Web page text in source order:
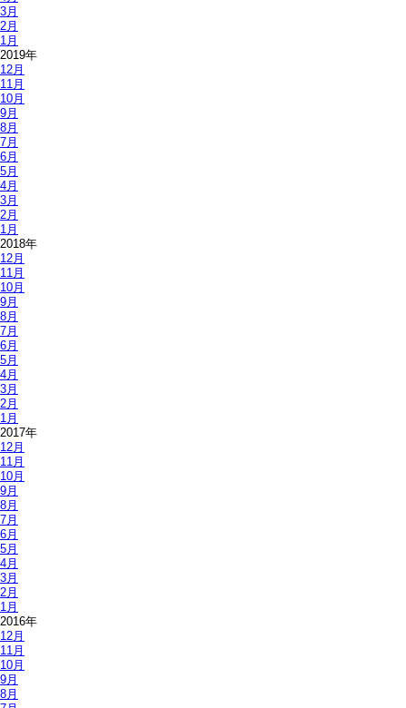
3月
2月
1月
2019年
12月
11月
10月
9月
8月
7月
6月
5月
4月
3月
2月
1月
2018年
12月
11月
10月
9月
8月
7月
6月
5月
4月
3月
2月
1月
2017年
12月
11月
10月
9月
8月
7月
6月
5月
4月
3月
2月
1月
2016年
12月
11月
10月
9月
8月